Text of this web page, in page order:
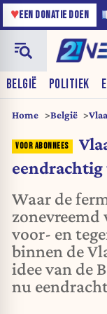
♥EEN DONATIE DOEN
BELGIË POLITIEK
Home België
Waar de
voor- en
binnen de
idee van de
nu